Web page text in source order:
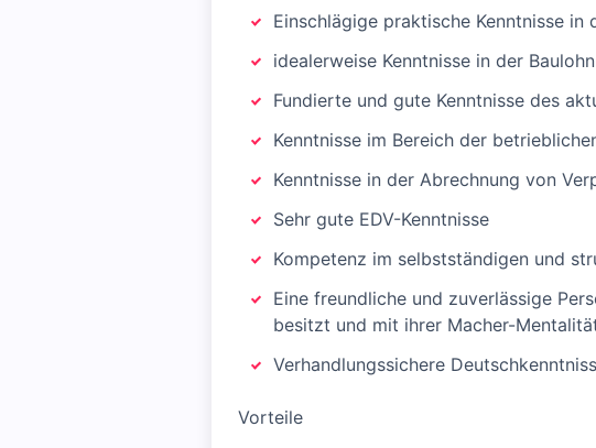
Einschlägige praktische Kenntnisse
idealerweise Kenntnisse in der
Fundierte und gute Kenntnisse des
Kenntnisse im Bereich der
Kenntnisse in der Abrechnung von
Sehr gute EDV-Kenntnisse
Kompetenz im selbstständigen und
Eine freundliche und zuverlässige
besitzt und mit ihrer Macher-
Verhandlungssichere
Vorteile